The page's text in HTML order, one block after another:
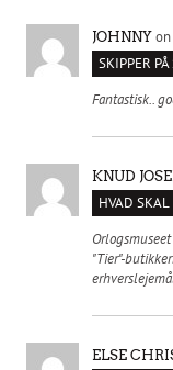
JOHNNY on
SKIPPER
Fantastisk..
KNUD
HVAD SKAL
"Tier"-
ELSE